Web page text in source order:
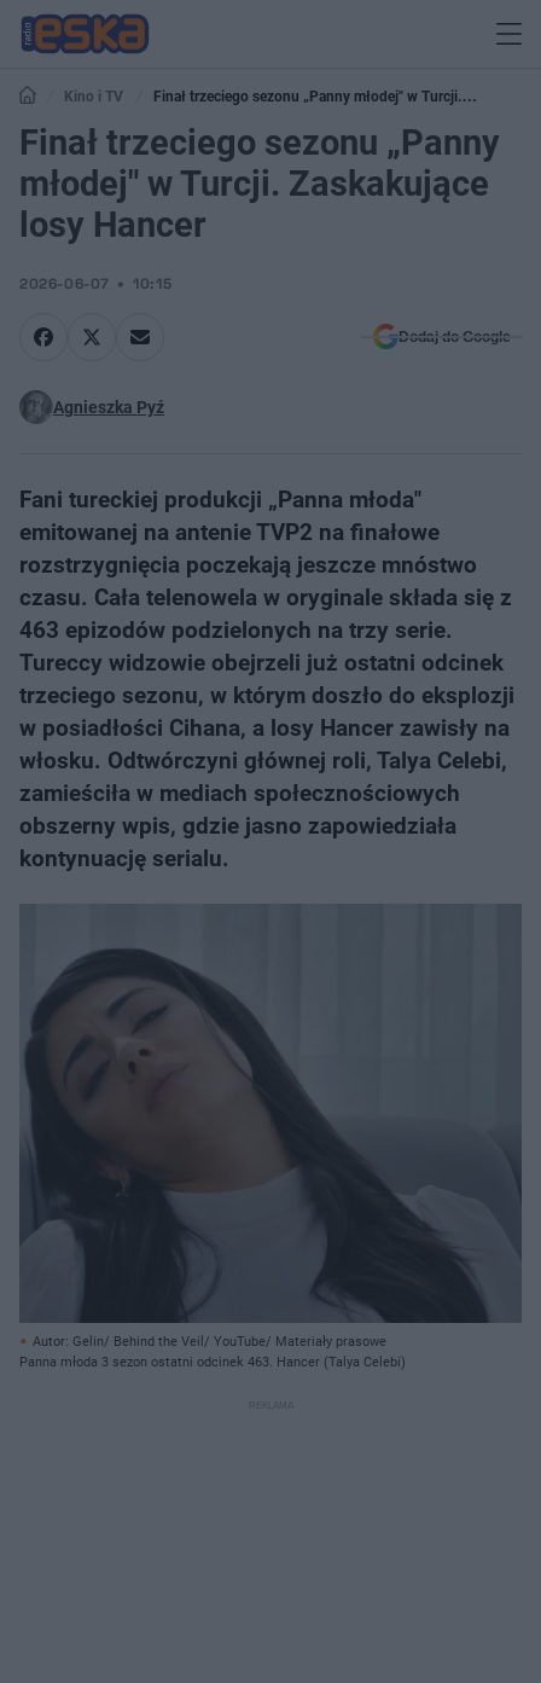
Kino i TV
Finał trzeciego sezonu „Panny młodej" w Turcji.
Zaskakujące losy Hancer
Finał trzeciego sezonu „Panny
młodej" w Turcji. Zaskakujące
losy Hancer
2026-06-07 10:15
Dodaj do Google
Agnieszka Pyź
Fani tureckiej produkcji „Panna młoda"
emitowanej na antenie TVP2 na finałowe
rozstrzygnięcia poczekają jeszcze mnóstwo
czasu. Cała telenowela w oryginale składa się z
463 epizodów podzielonych na trzy serie.
Tureccy widzowie obejrzeli już ostatni odcinek
trzeciego sezonu, w którym doszło do eksplozji
w posiadłości Cihana, a losy Hancer zawisły na
włosku. Odtwórczyni głównej roli, Talya Celebi,
zamieściła w mediach społecznościowych
obszerny wpis, gdzie jasno zapowiedziała
kontynuację serialu.
Autor: Gelin/ Behind the Veil/ YouTube/ Materiały prasowe
Panna młoda 3 sezon ostatni odcinek 463. Hancer (Talya Celebi)